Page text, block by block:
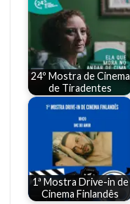
24º Mostra de Cinema
de Tiradentes
1ª Mostra Drive-in de
Cinema Finlandês